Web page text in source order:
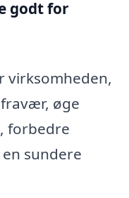
godt for
virksomheden,
øge
forbedre
sundere